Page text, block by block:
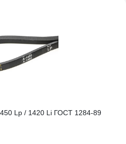
Lp / 1420 Li ГОСТ 1284-89